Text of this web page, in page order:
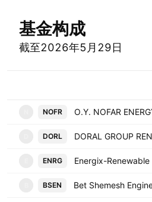
基金构成
截至2026年5月29日
NOFR O.Y. NOFAR
DORL
ENRG Energix-
BSEN Bet Shemesh